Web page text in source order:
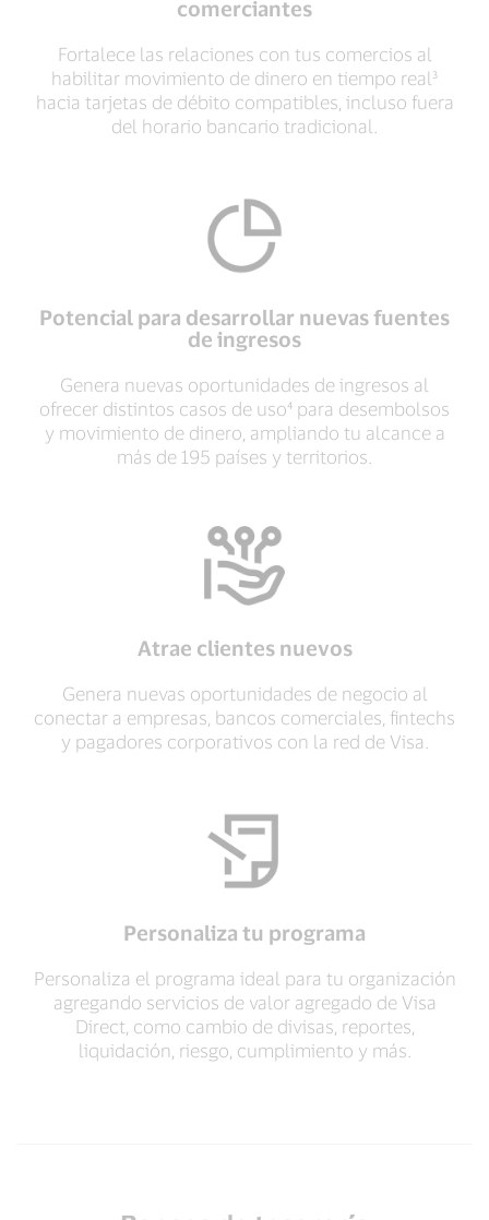
comerciantes
Fortalece las relaciones con tus comercios al
habilitar movimiento de dinero en tiempo real³
hacia tarjetas de débito compatibles, incluso fuera
del horario bancario tradicional.
Potencial para desarrollar nuevas fuentes
de ingresos
Genera nuevas oportunidades de ingresos al
ofrecer distintos casos de uso⁴ para desembolsos
y movimiento de dinero, ampliando tu alcance a
más de 195 países y territorios.
Atrae clientes nuevos
Genera nuevas oportunidades de negocio al
conectar a empresas, bancos comerciales, fintechs
y pagadores corporativos con la red de Visa.
Personaliza tu programa
Personaliza el programa ideal para tu organización
agregando servicios de valor agregado de Visa
Direct, como cambio de divisas, reportes,
liquidación, riesgo, cumplimiento y más.